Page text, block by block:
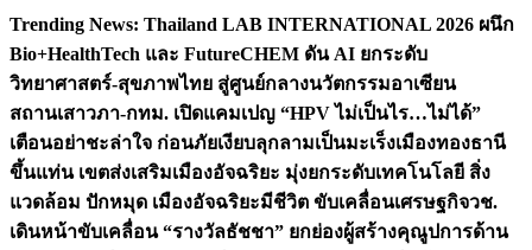
Skip
content
Trending News: Thailand LAB INTERNATIONAL 2026 ผนึก
Bio+HealthTech และ FutureCHEM ดัน AI ยกระดับ
วิทยาศาสตร์-สุขภาพไทย สู่ศูนย์กลางนวัตกรรมอาเซียน
สถานเสาวภา-กทม. เปิดแคมเปญ “HPV ไม่เป็นไร…ไม่ได้”
เตือนอย่าชะล่าใจ ก่อนภัยเงียบลุกลามเป็นมะเร็งเมืองทองธานี
ขึ้นแท่น เขตส่งเสริมเมืองอัจฉริยะ มุ่งยกระดับเทคโนโลยี สิ่ง
แวดล้อม ปักหมุด เมืองอัจฉริยะมีชีวิต ขับเคลื่อนเศรษฐกิจวช.
เดินหน้าขับเคลื่อน “รางวัลธัชชา” ยกย่องผู้สร้างคุณูปการด้าน